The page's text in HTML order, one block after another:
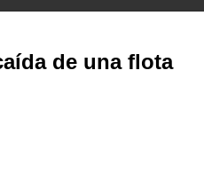
de una flota